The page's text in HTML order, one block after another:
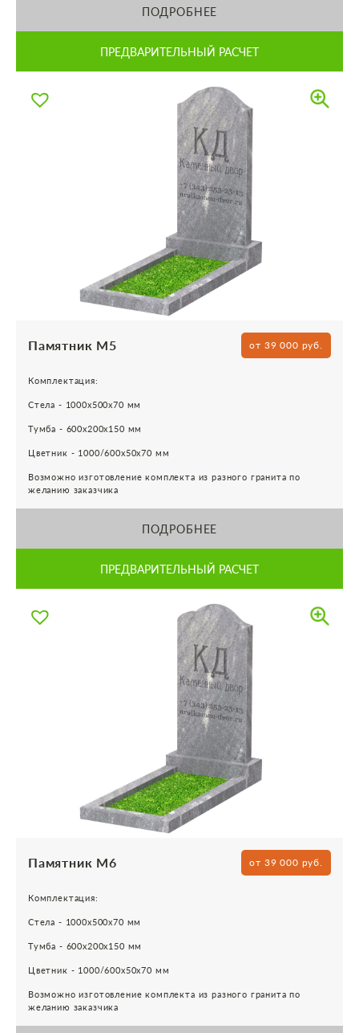
ПОДРОБНЕЕ
ПРЕДВАРИТЕЛЬНЫЙ РАСЧЕТ
Памятник М5 от 39 000 руб.
Комплектация:
Стела - 1000х500х70 мм
Тумба - 600х200х150 мм
Цветник - 1000/600х50х70 мм
Возможно изготовление комплекта из разного гранита по
желанию заказчика
ПОДРОБНЕЕ
ПРЕДВАРИТЕЛЬНЫЙ РАСЧЕТ
Памятник М6 от 39 000 руб.
Комплектация:
Стела - 1000х500х70 мм
Тумба - 600х200х150 мм
Цветник - 1000/600х50х70 мм
Возможно изготовление комплекта из разного гранита по
желанию заказчика